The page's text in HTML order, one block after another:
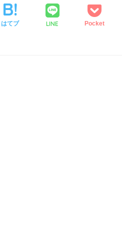
はてブ LINE Pocket